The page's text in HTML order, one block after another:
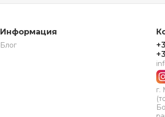
Информация
Блог
г.